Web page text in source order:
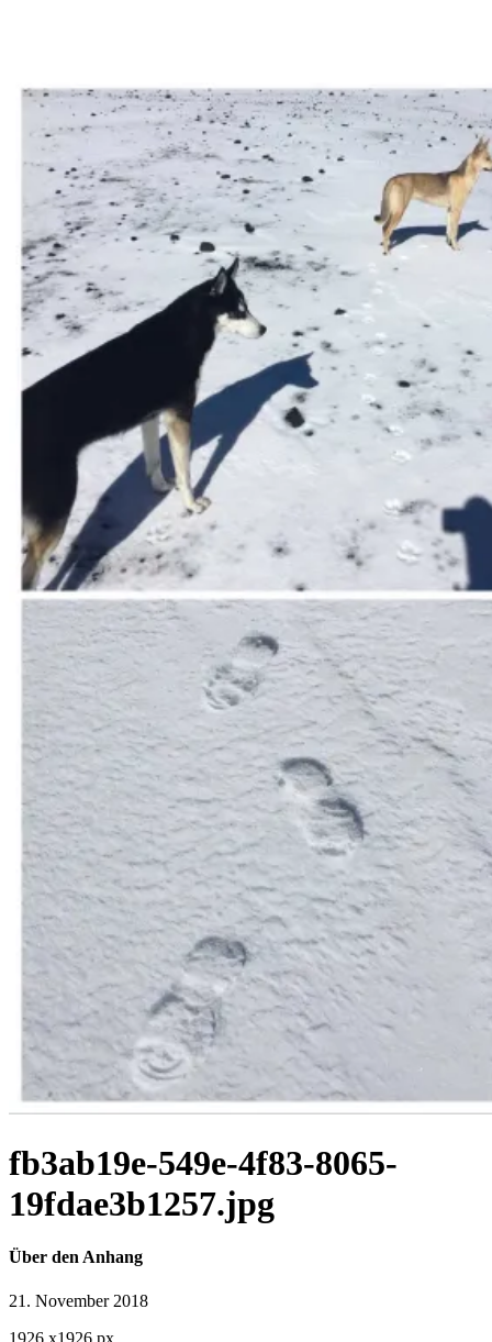
fb3ab19e-549e-4f83-8065-
19fdae3b1257.jpg
Über den Anhang
21. November 2018
1926 x1926 px